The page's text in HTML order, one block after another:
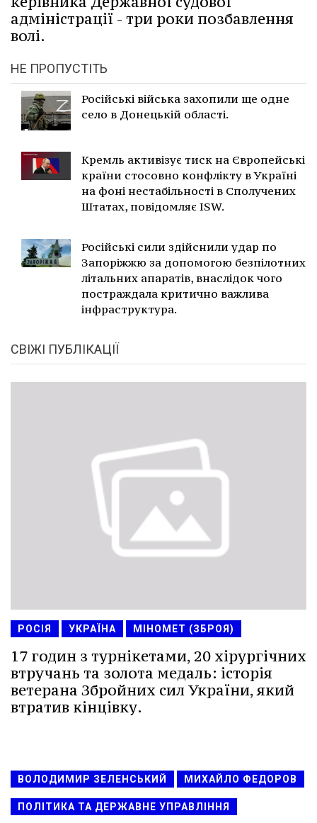
адміністрації - три роки позбавлення
волі.
НЕ ПРОПУСТІТЬ
Російські війська захопили ще одне
село в Донецькій області.
Кремль активізує тиск на Європейські
країни стосовно конфлікту в Україні
на фоні нестабільності в Сполучених
Штатах, повідомляє ISW.
Російські сили здійснили удар по
Запоріжжю за допомогою безпілотних
літальних апаратів, внаслідок чого
постраждала критично важлива
інфраструктура.
СВІЖІ ПУБЛІКАЦІЇ
РОСІЯ УКРАЇНА МІНОМЕТ (ЗБРОЯ)
17 годин з турнікетами, 20 хірургічних
втручань та золота медаль: історія
ветерана Збройних сил України, який
втратив кінцівку.
ВОЛОДИМИР ЗЕЛЕНСЬКИЙ МИХАЙЛО ФЕДОРОВ
ПОЛІТИКА ТА ДЕРЖАВНЕ УПРАВЛІННЯ